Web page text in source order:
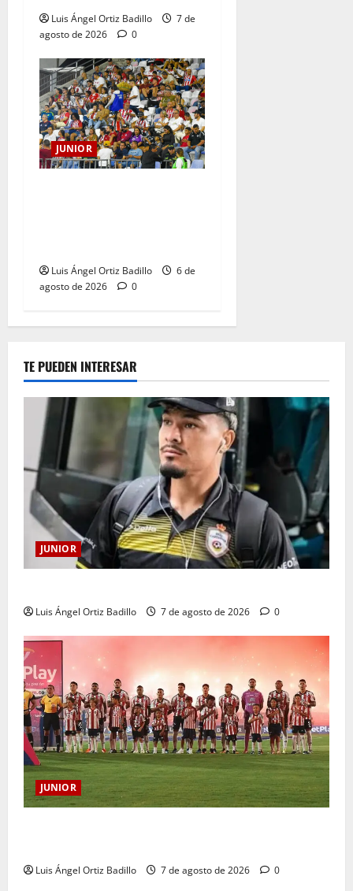
Luis Ángel Ortiz Badillo
7 de
agosto de 2026
0
JUNIOR
Luis Ángel Ortiz Badillo
6 de
agosto de 2026
0
TE PUEDEN INTERESAR
JUNIOR
Luis Ángel Ortiz Badillo 7 de agosto de 2026 0
JUNIOR
Luis Ángel Ortiz Badillo 7 de agosto de 2026 0